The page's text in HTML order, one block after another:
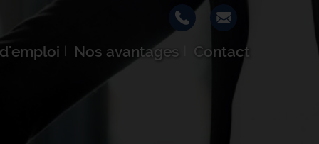
Nos avantages Contact